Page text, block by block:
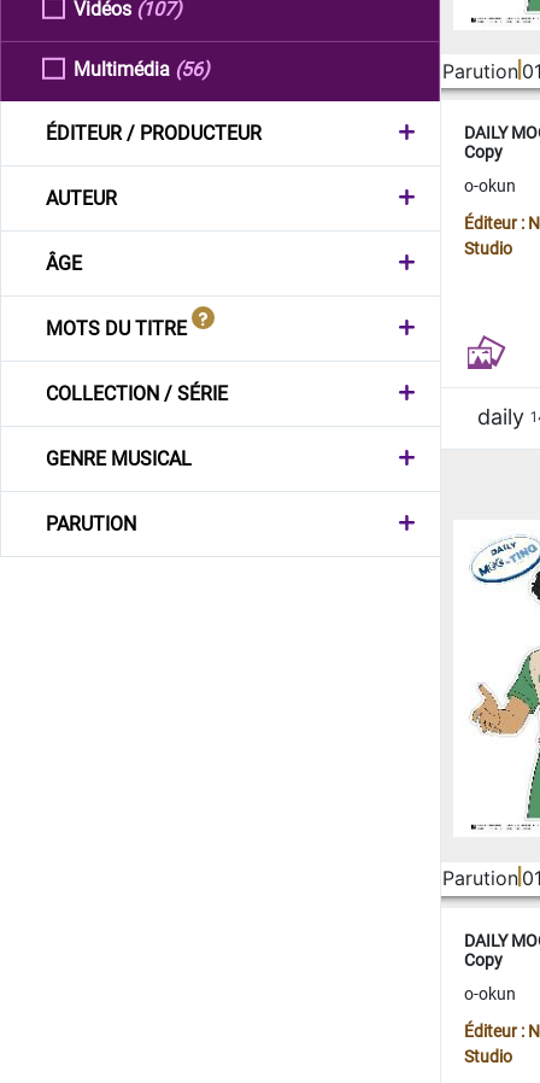
Vidéos (107)
Multimédia (56)
ÉDITEUR / PRODUCTEUR
AUTEUR
ÂGE
MOTS DU TITRE
COLLECTION / SÉRIE
GENRE MUSICAL
PARUTION
Parution
DAILY
Copy
o-okun
Éditeur :
Studio
daily
Parution
DAILY
Copy
o-okun
Éditeur :
Studio